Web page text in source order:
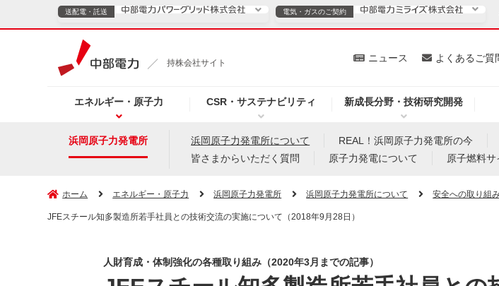
持株会社サイト
エネルギー・原子力 CSR・サステナビリティ 新成長分野・技術研究開発
ニュース よくあるご質
送配電・託送 電気・ガスのご契約
電気・ガスのご契約
浜岡原子力発電所 浜岡原子力発電所について REAL！浜岡原子力発電所の今
皆さまからいただく質問
原子力発電について 原子燃料サ
ホーム エネルギー・原子力 浜岡原子力発電所 浜岡原子力発電所について 安全への取り組
JFEスチール知多製造所若手社員との技術交流の実施について（2018年9月28日）
人財育成・体制強化の各種取り組み（2020年3月までの記事）